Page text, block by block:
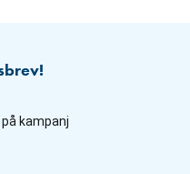
kampanj